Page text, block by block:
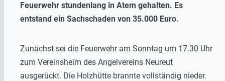
Feuerwehr stundenlang in Atem gehalten. Es
entstand ein Sachschaden von 35.000 Euro.
Zunächst sei die Feuerwehr am Sonntag um 17.30 Uhr
zum Vereinsheim des Angelvereins Neureut
ausgerückt. Die Holzhütte brannte vollständig nieder.